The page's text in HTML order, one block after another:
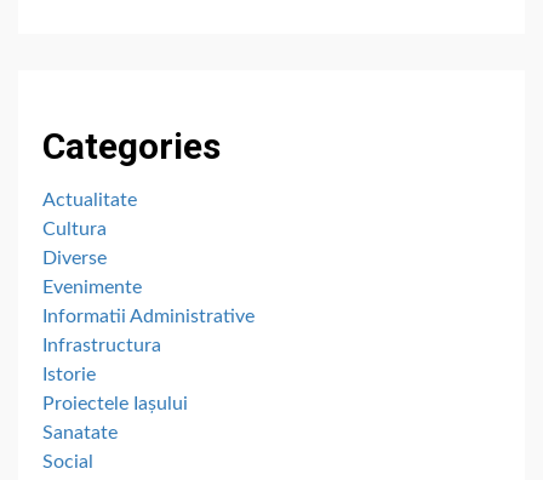
Categories
Actualitate
Cultura
Diverse
Evenimente
Informatii Administrative
Infrastructura
Istorie
Proiectele Iașului
Sanatate
Social